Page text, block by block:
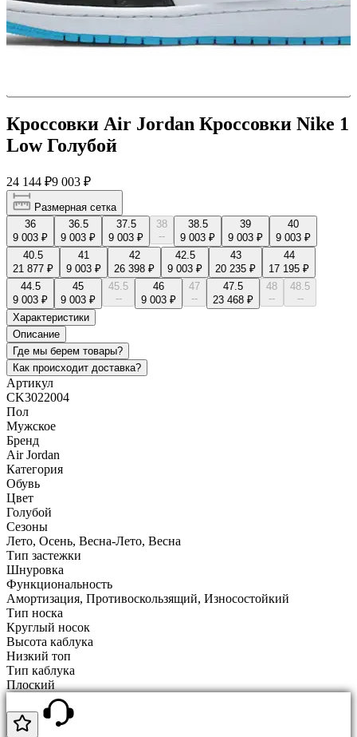
Кроссовки Air Jordan Кроссовки Nike 1
Low Голубой
24 144 ₽9 003 ₽
Размерная сетка
36
9 003 ₽
36.5
9 003 ₽
37.5
9 003 ₽
38
--
38.5
9 003 ₽
39
9 003 ₽
40
9 003 ₽
40.5
21 877 ₽
41
9 003 ₽
42
26 398 ₽
42.5
9 003 ₽
43
20 235 ₽
44
17 195 ₽
44.5
9 003 ₽
45
9 003 ₽
45.5
--
46
9 003 ₽
47
--
47.5
23 468 ₽
48
--
48.5
--
Характеристики
Описание
Где мы берем товары?
Как происходит доставка?
Артикул
CK3022004
Пол
Мужское
Бренд
Air Jordan
Категория
Обувь
Цвет
Голубой
Сезоны
Лето, Осень, Весна-Лето, Весна
Тип застежки
Шнуровка
Функциональность
Амортизация, Противоскользящий, Износостойкий
Тип носка
Круглый носок
Высота каблука
Низкий топ
Тип каблука
Плоский